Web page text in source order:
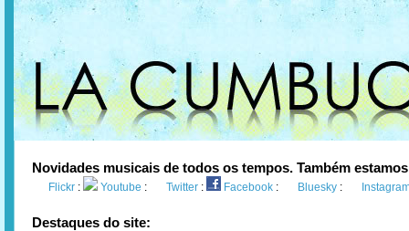
Novidades musicais de todos os tempos. Também
Flickr : Youtube : Twitter : Facebook : Bluesky :
Destaques do site: